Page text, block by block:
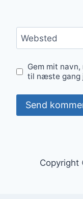
Websted
Gem mit
til næste gang